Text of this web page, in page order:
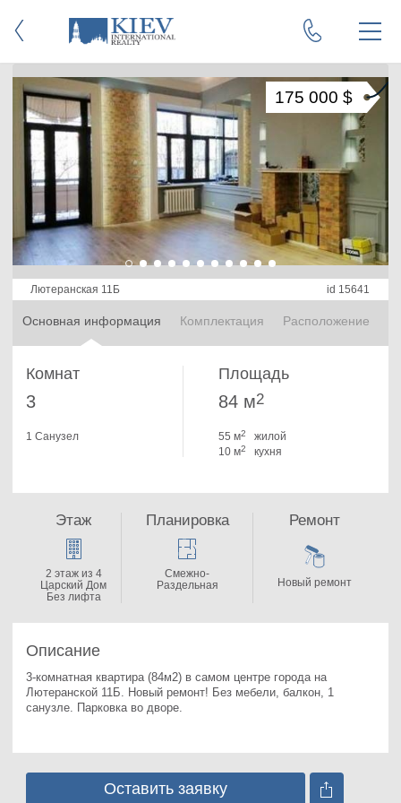
Лютеранская 11Б id 15641
Основная информация Комплектация Расположение
175 000 $
Комнат
3
1 Санузел
Площадь
84 м2
55 м2
жилой
10 м2 кухня
Описание
3-комнатная квартира (84м2) в самом центре города на
Лютеранской 11Б. Новый ремонт! Без мебели, балкон, 1
санузле. Парковка во дворе.
Этаж
2 этаж из 4
Царский Дом
Без лифта
Планировка
Смежно-
Раздельная
Ремонт
Новый ремонт
Оставить заявку